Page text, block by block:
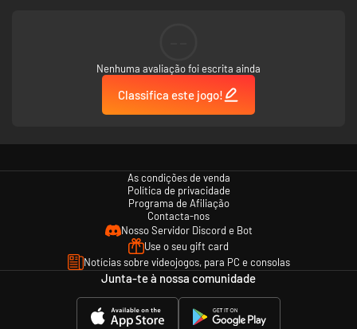
Desafios hardcore:Descubra todos os segredos escondidos em
Haunted Lands, conclua todos os objetivos e não deixe nada para
trás além de cadáveres. Você tem coragem para descer no abismo
Nenhuma avaliação foi escrita ainda
Classifica este jogo!
As condições de venda
Política de privacidade
Programa de Afiliação
Contacta-nos
Nosso Servidor Discord e Bot
Use o seu gift card
Notícias sobre videojogos, para PC e consolas
Junta-te à nossa comunidade